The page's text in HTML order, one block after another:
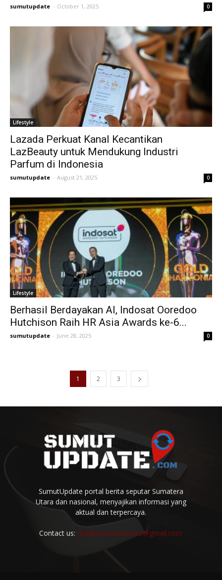
sumutupdate - October 1, 2025 0
Lifestyle
Lazada Perkuat Kanal Kecantikan
LazBeauty untuk Mendukung Industri
Parfum di Indonesia
sumutupdate - August 21, 2025 0
Lifestyle
Berhasil Berdayakan AI, Indosat Ooredoo
Hutchison Raih HR Asia Awards ke-6...
sumutupdate - June 28, 2025 0
1 2 3
SumutUpdate portal berita seputar Sumatera
Utara dan nasional, menyajikan informasi yang
aktual dan terpercaya.
Contact us: redaksisumutupdate@gmail.com